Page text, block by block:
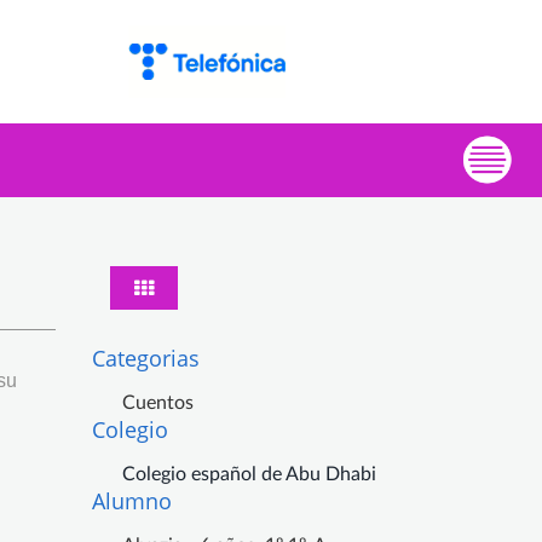
Categorias
Cuentos
Colegio
Colegio español de Abu Dhabi
Alumno